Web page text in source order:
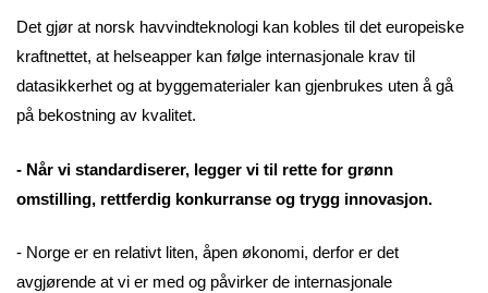
Det gjør at norsk havvindteknologi kan kobles til det europeiske
kraftnettet, at helseapper kan følge internasjonale krav til
datasikkerhet og at byggematerialer kan gjenbrukes uten å gå
på bekostning av kvalitet.
- Når vi standardiserer, legger vi til rette for grønn
omstilling, rettferdig konkurranse og trygg innovasjon.
- Norge er en relativt liten, åpen økonomi, derfor er det
avgjørende at vi er med og påvirker de internasjonale